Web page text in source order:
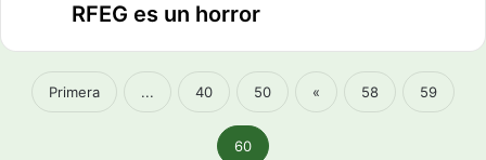
RFEG es un horror
Primera ... 40 50 « 58 59
60